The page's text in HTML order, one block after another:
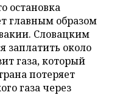
остановка
главным образом
Словацким
заплатить около
газа, который
потеряет
газа через